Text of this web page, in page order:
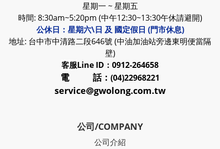
星期一 ~ 星期五
時間: 8:30am~5:20pm (中午12:30~13:30午休請避開)
公休日：星期六\日 及 國定假日 (門市休息)
地址: 台中市中清路二段646號 (中油加油站旁邊東明便當隔
壁)
客服Line ID：0912-264658
電 話： (04)22968221
service@gwolong.com.tw
公司/COMPANY
公司介紹